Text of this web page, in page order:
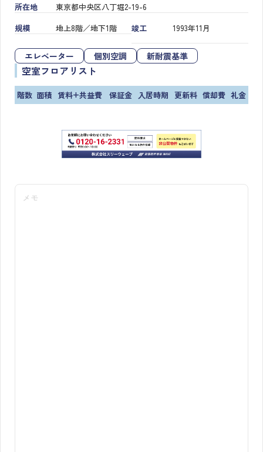
所在地
東京都中央区八丁堀2-19-6
規模
地上8階／地下1階 竣工 1993年11月
エレベーター 個別空調 新耐震基準
空室フロアリスト
階数 面積 賃料+共益費 保証金 入居時期 更新料 償却費 礼金
メモ